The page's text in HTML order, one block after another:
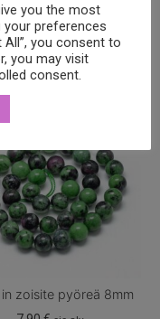
in zoisite pyöreä 8mm
you the most
your preferences
All”, you consent to
you may visit
consent.